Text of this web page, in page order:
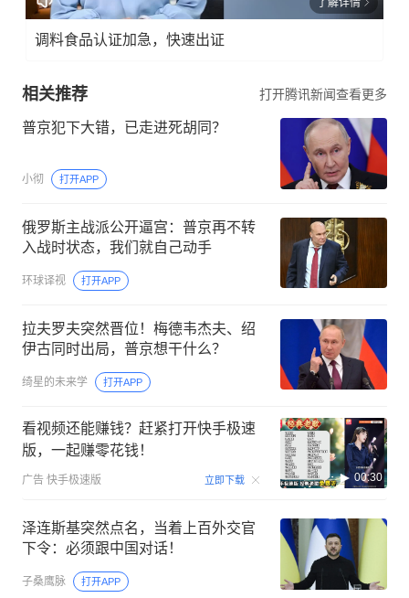
了解详情
调料食品认证加急，快速出证
相关推荐 打开腾讯新闻查看更多
普京犯下大错，已走进死胡同？
小彻 打开APP
俄罗斯主战派公开逼宫：普京再不转
入战时状态，我们就自己动手
环球译视 打开APP
拉夫罗夫突然晋位！梅德韦杰夫、绍
伊古同时出局，普京想干什么？
绮星的未来学 打开APP
看视频还能赚钱？赶紧打开快手极速
版，一起赚零花钱！
广告 快手极速版 立即下载 00:30
泽连斯基突然点名，当着上百外交官
下令：必须跟中国对话！
子桑鹰脉 打开APP